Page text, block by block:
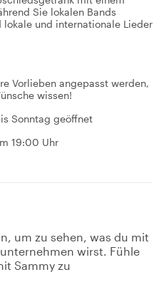
Sie lokalen Bands
und internationale Lieder
Vorlieben angepasst werden,
wissen!
Sonntag geöffnet
19:00 Uhr
um zu sehen, was du mit
wirst. Fühle
Sammy zu